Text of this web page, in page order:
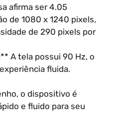
afirma ser 4.05
de 1080 x 1240 pixels,
de 290 pixels por
A tela possui 90 Hz, o
fluida.
o dispositivo é
e fluido para seu